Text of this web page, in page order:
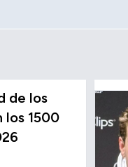
de los
los 1500